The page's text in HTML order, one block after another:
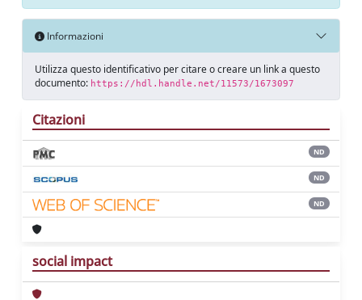
Informazioni
Utilizza questo identificativo per citare o creare un link a questo
documento: https://hdl.handle.net/11573/1673097
Citazioni
ND
ND
ND
social impact